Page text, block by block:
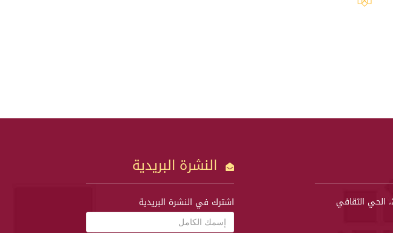
العنوان: مبنى 28، الحي الثقافي
النشرة البريدية
اشترك في النشرة البريدية